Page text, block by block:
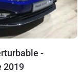
-
2019